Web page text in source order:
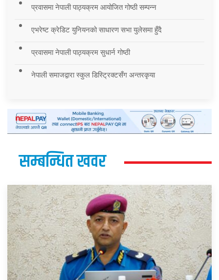
प्रवासमा नेपाली पाठ्यक्रम आयोजित गोष्ठी सम्पन्न
एभरेष्ट क्रेडिट युनियनको साधारण सभा युलेसमा हुँदै
प्रवासमा नेपाली पाठ्यक्रम सुधार्न गोष्ठी
नेपाली समाजद्वारा स्कुल डिस्ट्रिक्टसँग अन्तरकृया
सम्बन्धित खवर